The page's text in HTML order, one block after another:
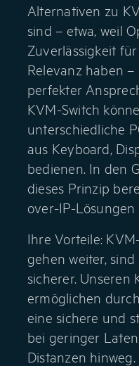
Alternativen zu
sind – etwa, weil
Zuverlässigkeit
Relevanz haben –
perfekter
KVM-Switch
unterschiedliche
aus Keyboard,
bedienen. In den
dieses Prinzip
over-IP-Lösungen
Ihre Vorteile:
gehen weiter,
sicherer. Unseren
ermöglichen
eine sichere und
bei geringer
Distanzen